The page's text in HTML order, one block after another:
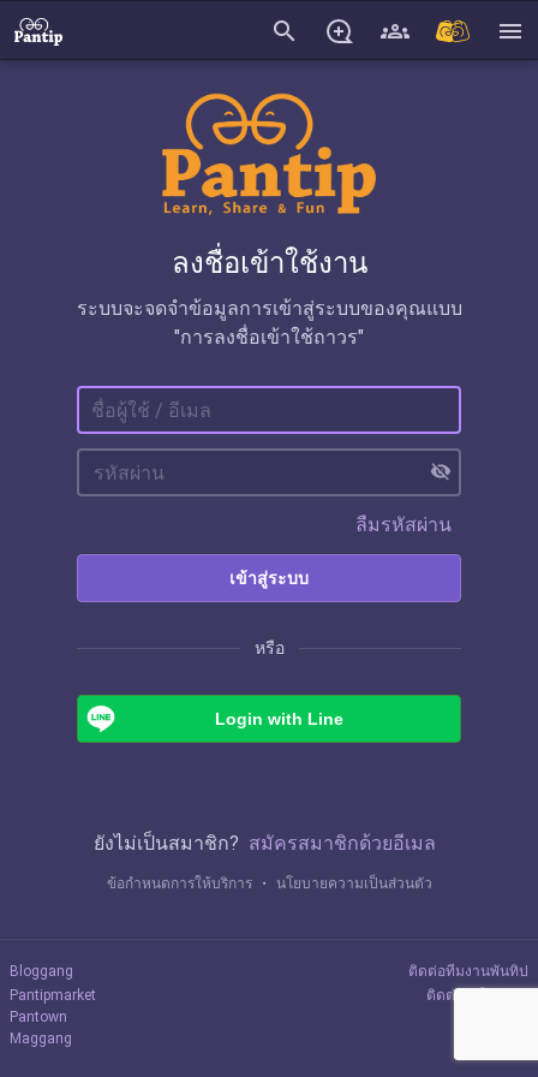
search menu
ลงชื่อเข้าใช้งาน
ระบบจะจดจำข้อมูลการเข้าสู่ระบบของคุณแบบ
"การลงชื่อเข้าใช้ถาวร"
visibility_off
ลืมรหัสผ่าน
เข้าสู่ระบบ
หรือ
Login with Line
ยังไม่เป็นสมาชิก? สมัครสมาชิกด้วยอีเมล
ข้อกำหนดการให้บริการ ・ นโยบายความเป็นส่วนตัว
Bloggang
Pantipmarket
Pantown
Maggang
ติดต่อทีมงานพันทิป
ติดต่อลงโฆษณา